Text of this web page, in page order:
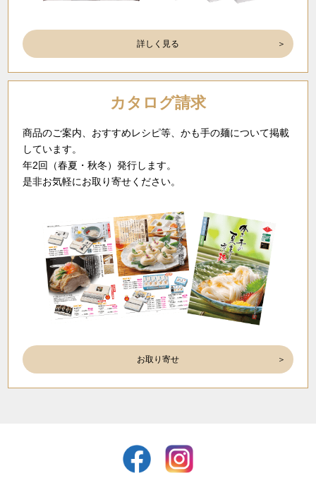
詳しく見る
カタログ請求
商品のご案内、おすすめレシピ等、かも手の麺について掲載
しています。
年2回（春夏・秋冬）発行します。
是非お気軽にお取り寄せください。
お取り寄せ